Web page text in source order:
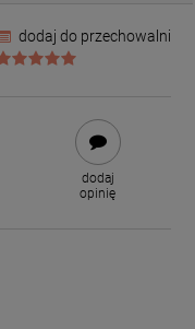
dodaj do przechowalni
dodaj
opinię